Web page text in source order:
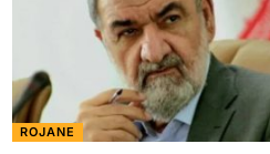
ROJANE